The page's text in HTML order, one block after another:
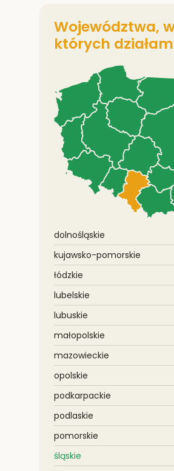
Województwa,
których
dolnośląskie
kujawsko-pomorskie
łódzkie
lubelskie
lubuskie
małopolskie
mazowieckie
opolskie
podkarpackie
podlaskie
pomorskie
śląskie